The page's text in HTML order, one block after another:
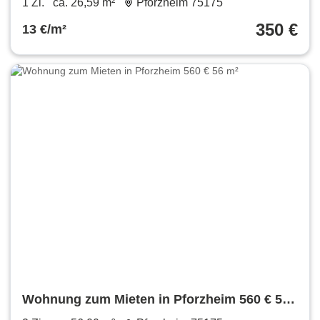
13 €/m² 350 €
Wohnung zum Mieten in Pforzheim 560 € 56